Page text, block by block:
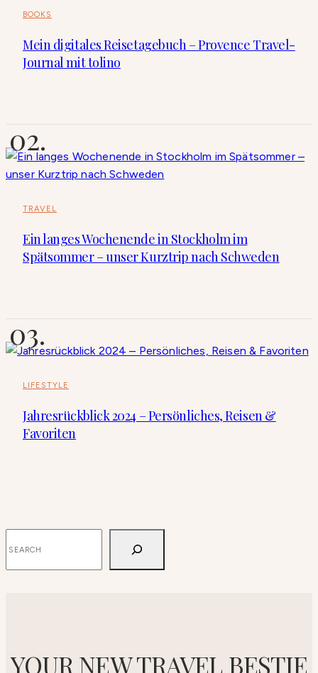
BOOKS
Mein digitales Reisetagebuch – Provence Travel-
Journal mit tolino
TRAVEL
Ein langes Wochenende in Stockholm im
Spätsommer – unser Kurztrip nach Schweden
LIFESTYLE
Jahresrückblick 2024 – Persönliches, Reisen &
Favoriten
YOUR NEW TRAVEL BESTIE